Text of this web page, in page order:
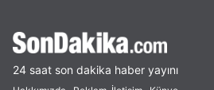
24 saat son dakika haber yayını